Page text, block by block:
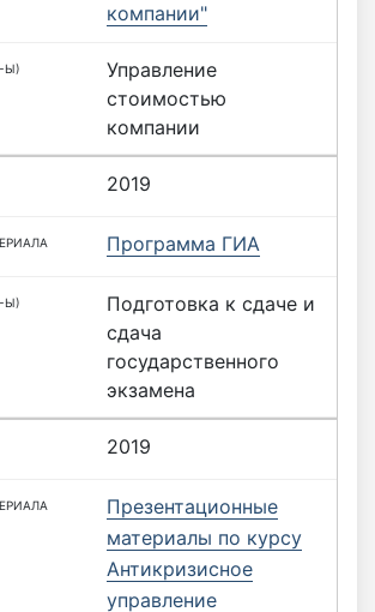
компании"
Управление
стоимостью
компании
2019
Программа ГИА
Подготовка к сдаче и
сдача
государственного
экзамена
2019
Презентационные
материалы по курсу
Антикризисное
управление